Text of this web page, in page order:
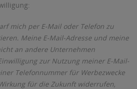
mich per E-Mail oder Telefon zu
Meine E-Mail-Adresse und meine
an andere Unternehmen
zur Nutzung meiner E-Mail-
Telefonnummer für Werbezwecke
für die Zukunft widerrufen,